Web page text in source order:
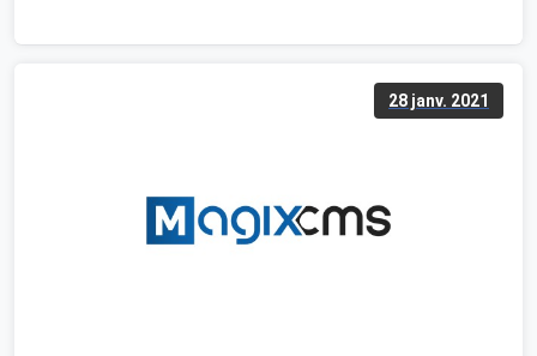
28 janv. 2021